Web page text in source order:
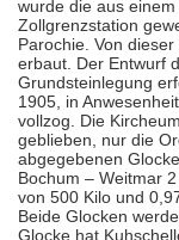
wurde die aus
Zollgrenzstation
Parochie. Von
erbaut. Der Entwurf
Grundsteinlegung
1905, in
vollzog. Die Kirche
geblieben, nur die
abgegebenen
Bochum – Weitmar
von 500 Kilo und
Beide Glocken
Glocke hat